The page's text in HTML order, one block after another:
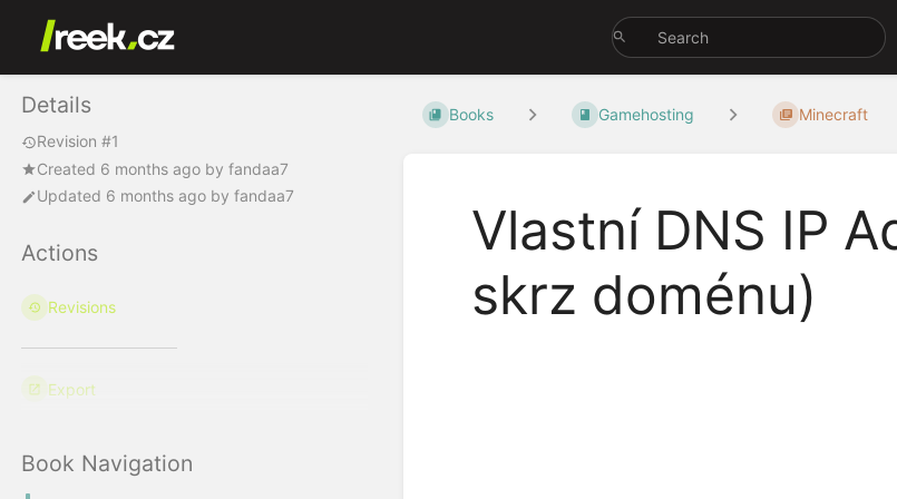
Details
Revision #1
Created 6 months ago by fandaa7
Updated 6 months ago by fandaa7
Actions
Revisions
Export
Book Navigation
Books Gamehosting Minecraft
Vlastní DNS IP
skrz doménu)